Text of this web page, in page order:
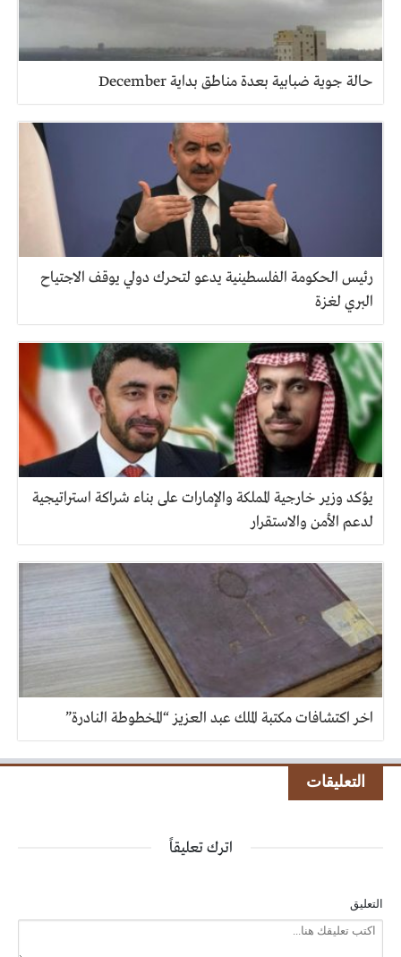
حالة جوية ضبابية بعدة مناطق بداية December
رئيس الحكومة الفلسطينية يدعو لتحرك دولي يوقف الاجتياح
البري لغزة
يؤكد وزير خارجية المملكة والإمارات على بناء شراكة استراتيجية
لدعم الأمن والاستقرار
اخر اكتشافات مكتبة الملك عبد العزيز “المخطوطة النادرة”
التعليقات
اترك تعليقاً
التعليق